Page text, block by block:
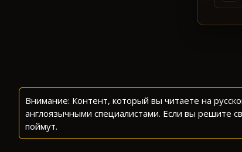
Внимание: Контент, который вы читаете на
англоязычными специалистами. Если вы решите
поймут.